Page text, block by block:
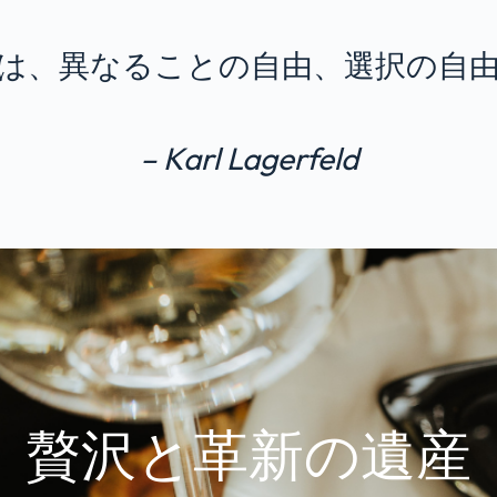
、異なることの自由、選択の自
– Karl Lagerfeld
贅沢と革新の遺産